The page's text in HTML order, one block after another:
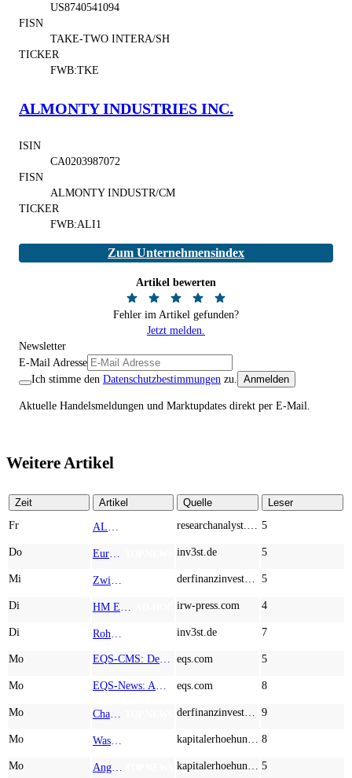
US8740541094
FISN
TAKE-TWO INTERA/SH
TICKER
FWB:TKE
ALMONTY INDUSTRIES INC.
ISIN
CA0203987072
FISN
ALMONTY INDUSTR/CM
TICKER
FWB:ALI1
Zum Unternehmensindex
Artikel bewerten
Fehler im Artikel gefunden?
Jetzt melden.
Newsletter
E-Mail Adresse
Ich stimme den Datenschutzbestimmungen zu. Anmelden
Aktuelle Handelsmeldungen und Marktupdates direkt per E-Mail.
Weitere Artikel
Zeit Artikel Quelle
Leser
Fr
5
Do inv3st.de 5
Mi 5
Di irw-press.com 4
Di inv3st.de 7
Mo eqs.com 5
Mo eqs.com 8
Mo 9
Mo 8
Mo 5